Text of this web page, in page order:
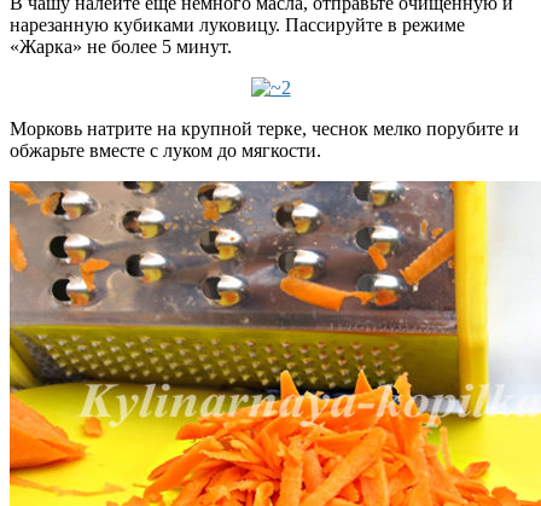
нарезанную кубиками луковицу. Пассируйте в режиме
«Жарка» не более 5 минут.
Морковь натрите на крупной терке, чеснок мелко порубите и
обжарьте вместе с луком до мягкости.